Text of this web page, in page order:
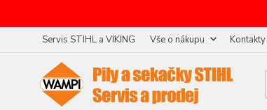
Servis STIHL a VIKING Vše o nákupu Kontakty